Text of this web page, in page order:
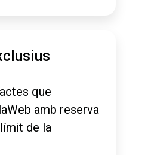
que
amb reserva
de la